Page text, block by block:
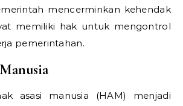
mencerminkan kehendak
memiliki hak untuk mengontrol
pemerintahan.
asasi manusia (HAM) menjadi